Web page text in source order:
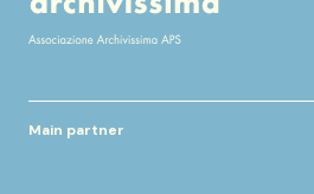
Main partner